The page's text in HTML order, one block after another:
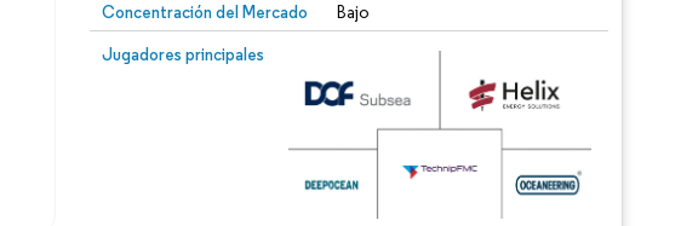
Concentración del Mercado Bajo
Jugadores principales
Imagen © Mordor Intelligence. El uso requiere atribución según CC BY 4.0.
requiere atribución según CC BY 4.0.